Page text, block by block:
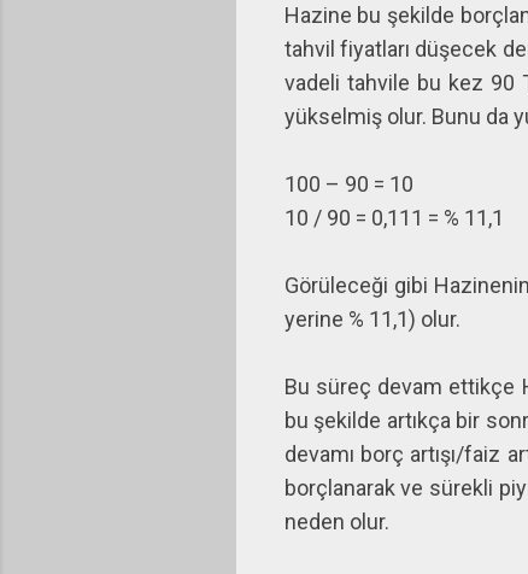
Hazine bu şekilde
tahvil fiyatları düşecek
vadeli tahvile bu kez 90
yükselmiş olur. Bunu da
100 – 90 = 10
10 / 90 = 0,111 = % 11,1
Görüleceği gibi
yerine % 11,1) olur.
Bu süreç devam ettikçe
bu şekilde artıkça bir
devamı borç artışı/faiz
borçlanarak ve sürekli
neden olur.